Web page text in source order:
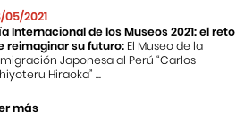
05/2021
Internacional de los Museos 2021: el reto
reimaginar su futuro: El Museo de la
Japonesa al Perú “Carlos
Hiraoka” ...
más